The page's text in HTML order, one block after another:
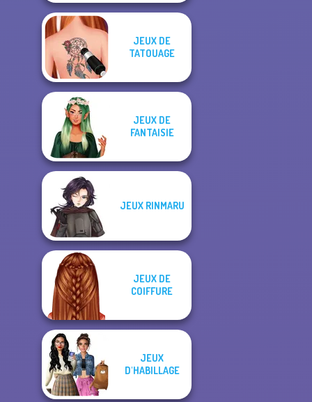
JEUX DE
TATOUAGE
JEUX DE
FANTAISIE
JEUX RINMARU
JEUX DE
COIFFURE
JEUX
D'HABILLAGE